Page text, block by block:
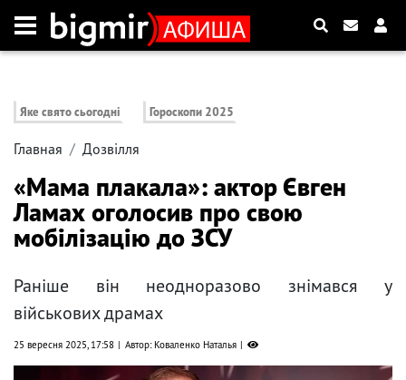
Яке свято сьогодні Гороскопи 2025
Главная Дозвілля
«Мама плакала»: актор Євген
Ламах оголосив про свою
мобілізацію до ЗСУ
Раніше він неодноразово знімався у
військових драмах
25 вересня 2025, 17:58 Автор: Коваленко Наталья